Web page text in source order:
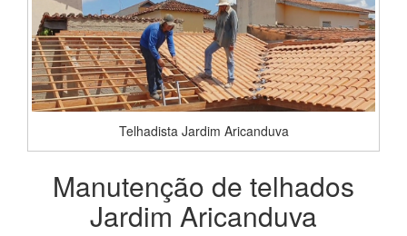
Telhadista Jardim Aricanduva
Manutenção de telhados
Jardim Aricanduva